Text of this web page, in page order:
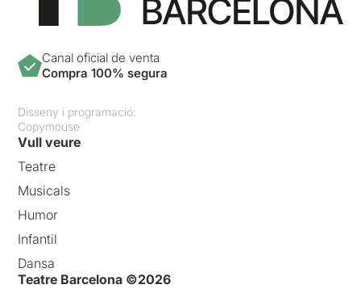
Canal oficial de venta
Compra 100% segura
Disseny i programació:
Copymouse
Vull veure
Teatre
Musicals
Humor
Infantil
Dansa
Teatre Barcelona ©2026